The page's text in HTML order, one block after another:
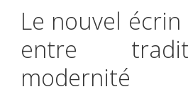
Le nouvel écrin
entre
modernité